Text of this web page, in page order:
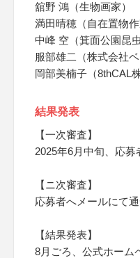
舘野 鴻（生物画家）
満田晴穂（自在置物作
中峰 空（箕面公園昆
服部雄二（株式会社ベ
岡部美楠子（8thCAL
結果発表
【一次審査】
2025年6月中旬、応
【ニ次審査】
応募者へメールにて
【結果発表】
8月ごろ、公式ホーム